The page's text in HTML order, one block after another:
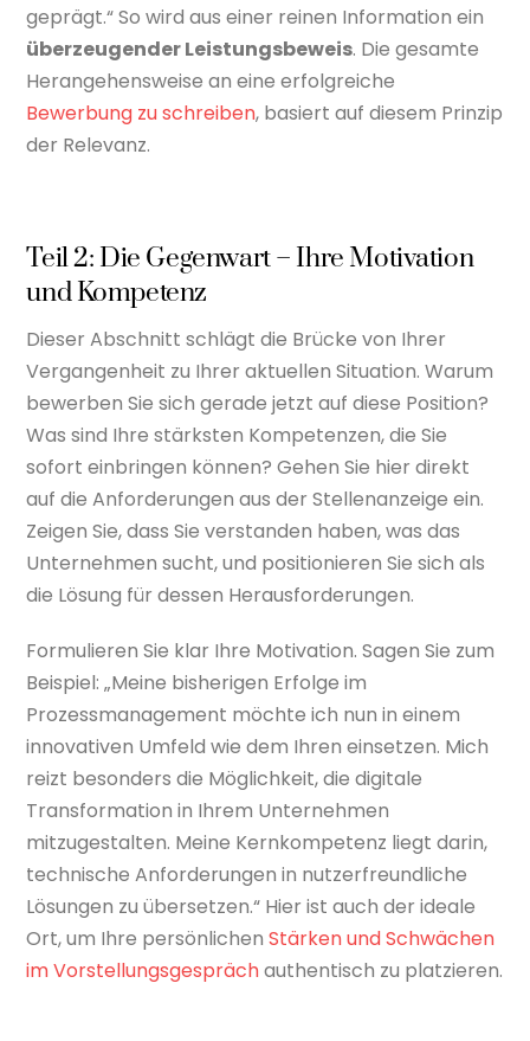
geprägt.“ So wird aus einer reinen Information ein
überzeugender Leistungsbeweis. Die gesamte
Herangehensweise an eine erfolgreiche
Bewerbung zu schreiben, basiert auf diesem Prinzip
der Relevanz.
Teil 2: Die Gegenwart – Ihre Motivation
und Kompetenz
Dieser Abschnitt schlägt die Brücke von Ihrer
Vergangenheit zu Ihrer aktuellen Situation. Warum
bewerben Sie sich gerade jetzt auf diese Position?
Was sind Ihre stärksten Kompetenzen, die Sie
sofort einbringen können? Gehen Sie hier direkt
auf die Anforderungen aus der Stellenanzeige ein.
Zeigen Sie, dass Sie verstanden haben, was das
Unternehmen sucht, und positionieren Sie sich als
die Lösung für dessen Herausforderungen.
Formulieren Sie klar Ihre Motivation. Sagen Sie zum
Beispiel: „Meine bisherigen Erfolge im
Prozessmanagement möchte ich nun in einem
innovativen Umfeld wie dem Ihren einsetzen. Mich
reizt besonders die Möglichkeit, die digitale
Transformation in Ihrem Unternehmen
mitzugestalten. Meine Kernkompetenz liegt darin,
technische Anforderungen in nutzerfreundliche
Lösungen zu übersetzen.“ Hier ist auch der ideale
Ort, um Ihre persönlichenStärken und Schwächen
im Vorstellungsgesprächauthentisch zu platzieren.